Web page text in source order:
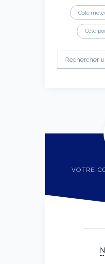
Côté
Côté
VOTRE